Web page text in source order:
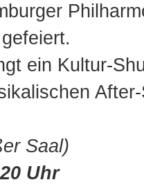
ein Kultur-
Saal)
Uhr